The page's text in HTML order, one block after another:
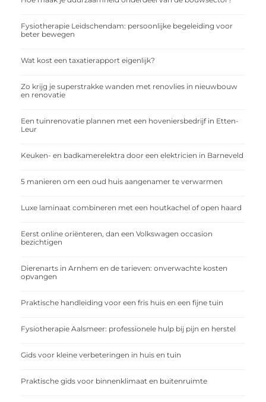
Fysiotherapie Leidschendam: persoonlijke begeleiding voor
beter bewegen
Wat kost een taxatierapport eigenlijk?
Zo krijg je superstrakke wanden met renovlies in nieuwbouw
en renovatie
Een tuinrenovatie plannen met een hoveniersbedrijf in Etten-
Leur
Keuken- en badkamerelektra door een elektricien in Barneveld
5 manieren om een oud huis aangenamer te verwarmen
Luxe laminaat combineren met een houtkachel of open haard
Eerst online oriënteren, dan een Volkswagen occasion
bezichtigen
Dierenarts in Arnhem en de tarieven: onverwachte kosten
opvangen
Praktische handleiding voor een fris huis en een fijne tuin
Fysiotherapie Aalsmeer: professionele hulp bij pijn en herstel
Gids voor kleine verbeteringen in huis en tuin
Praktische gids voor binnenklimaat en buitenruimte